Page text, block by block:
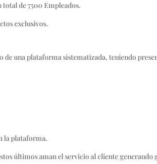
total de 7500 Empleados.
exclusivos.
una plataforma sistematizada, teniendo
la plataforma.
últimos aman el servicio al cliente generando